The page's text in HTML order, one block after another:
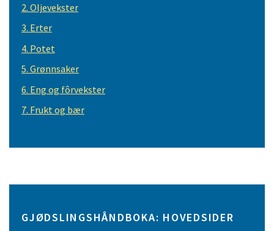
2. Oljevekster
3. Erter
4. Potet
5. Grønnsaker
6. Eng og fôrvekster
7. Frukt og bær
GJØDSLINGSHÅNDBOKA: HOVEDSIDER